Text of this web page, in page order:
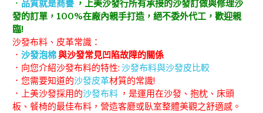
． 品質就是商譽，上美沙發行所有承接的沙發訂做與修理沙
發的訂單，100%在廠內親手打造，絕不委外代工，歡迎親
臨!
沙發布料、皮革常識：
． 沙發泡棉與沙發常見凹陷故障的關係
．向您介紹沙發布料的特性: 沙發布料與沙發皮比較
．您需要知道的沙發皮革材質的常識!
．上美沙發採用的沙發布料 ，是運用在沙發、抱枕、床頭
板、餐椅的最佳布料，營造客廳或臥室整體美觀之舒適感。